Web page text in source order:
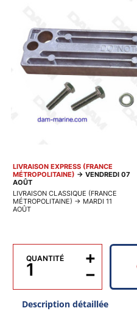
LIVRAISON EXPRESS (FRANCE
MÉTROPOLITAINE) → VENDREDI 07
AOÛT
LIVRAISON CLASSIQUE (FRANCE
MÉTROPOLITAINE) → MARDI 11
AOÛT
QUANTITÉ
−
+
Description détaillée